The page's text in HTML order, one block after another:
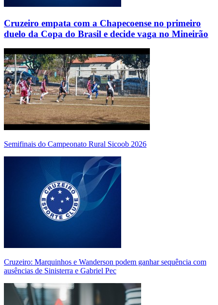
Cruzeiro empata com a Chapecoense no primeiro
duelo da Copa do Brasil e decide vaga no Mineirão
Semifinais do Campeonato Rural Sicoob 2026
Cruzeiro: Marquinhos e Wanderson podem ganhar sequência com
ausências de Sinisterra e Gabriel Pec